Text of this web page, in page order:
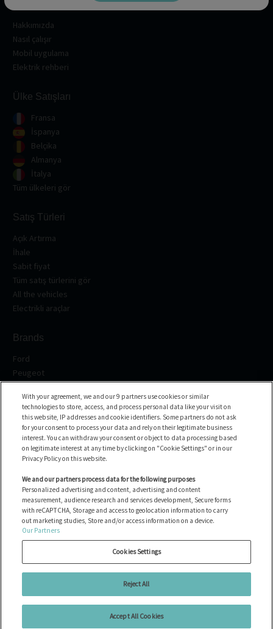
Hakkımızda
Nasıl çalışır
Mobil uygulama
Elektrik rehberi
Ülke Satışları
Fransa
İspanya
Belçika
Almanya
İtalya
Tüm ülkeleri gör
Satış Türleri
Açık Artırma
İhale
Sabit fiyat
Tüm satış türlerini gör
All the vehicles
Electrikli araçlar
Brands
Ford
Peugeot
Volkswagen
BMW
See all the brands
Yardım merkezi
SSS
Bize ulaşın
Copyright © 2026 Ayvens Carmarket. All Rights Reserved.
Çerez Politikası
Yasal Uyarılar
Tüm araçlar
With your agreement, we and our 9 partners use cookies or similar
technologies to store, access, and process personal data like your visit on
this website, IP addresses and cookie identifiers. Some partners do not ask
for your consent to process your data and rely on their legitimate business
interest. You can withdraw your consent or object to data processing based
on legitimate interest at any time by clicking on "Cookie Settings" or in our
Privacy Policy on this website.
We and our partners process data for the following purposes
Personalized advertising and content, advertising and content
measurement, audience research and services development, Secure forms
with reCAPTCHA, Storage and access to geolocation information to carry
out marketing studies, Store and/or access information on a device.
Our Partners
Cookies Settings
Reject All
Accept All Cookies